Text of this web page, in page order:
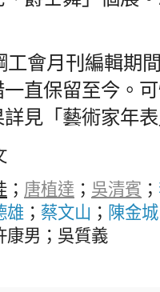
工會月刊編輯期
直保留至今。
見「藝術家年
； 唐植達 ； 吳清賓 ；
雄 ； 蔡文山 ； 陳金城
康男；吳質義